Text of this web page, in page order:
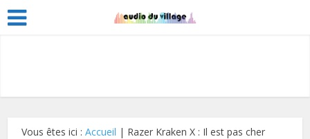
Vous êtes ici :Accueil | Razer Kraken X : Il est pas cher